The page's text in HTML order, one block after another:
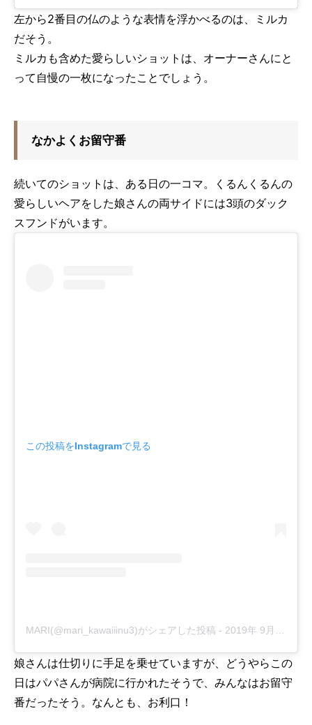
左から2番目の仏のような表情を浮かべるのは、ミルカ
だそう。
ミルカも含めた愛らしいショットは、オーナーさんにと
って自慢の一枚になったことでしょう。
なかよくお留守番
続いてのショットは、ある日の一コマ。くるんくるんの
愛らしいヘアをした娘さんの両サイドには3頭のダック
スフンドがいます。
この投稿をInstagramで見る
MARI(@mari_kawaiiinu3)がシェアした投稿 - 2019年 9月月27日午前12時54分PDT
娘さんは仕切りに手足を乗せていますが、どうやらこの
日はパパさんが病院に行かれたそうで、みんなはお留守
番だったそう。なんとも、お利口！